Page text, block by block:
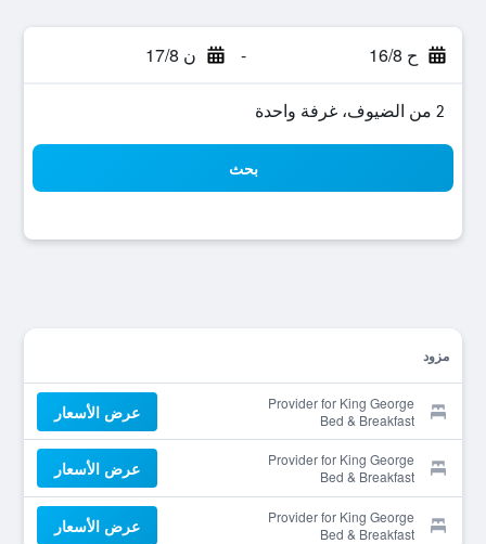
ح 16/8 - ن 17/8
2 من الضيوف، غرفة واحدة
بحث
مزود
Provider for King George
Bed & Breakfast
عرض الأسعار
Provider for King George
Bed & Breakfast
عرض الأسعار
Provider for King George
Bed & Breakfast
عرض الأسعار